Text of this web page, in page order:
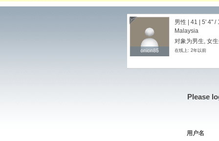
onion85
onion85
男性 | 41 | 5' 4" /
Malaysia
对象为男生, 女
在线上: 2年以前
Please
用户名